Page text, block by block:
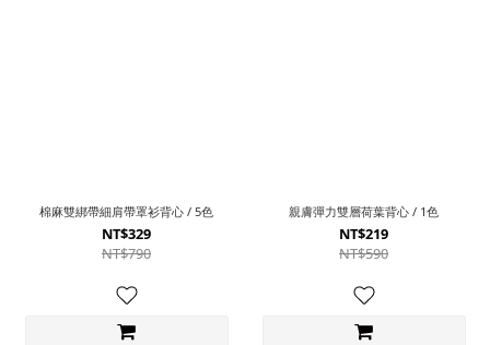
棉麻雙綁帶細肩帶罩衫背心 / 5色
NT$329
NT$790
親膚彈力雙層荷葉背心 / 1色
NT$219
NT$590